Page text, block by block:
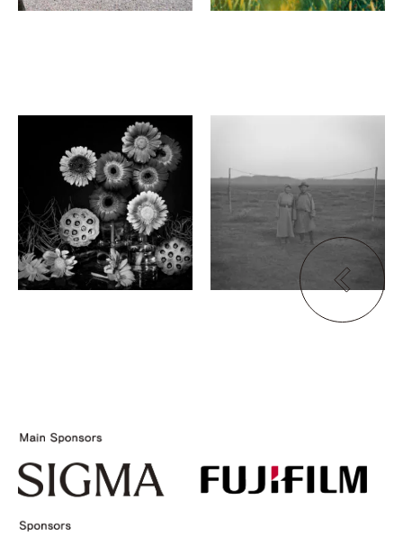
Remain Alive
ＡＭＳ写真館ギャラリー3
目田ロフト